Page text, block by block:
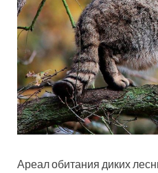
Ареал обитания диких